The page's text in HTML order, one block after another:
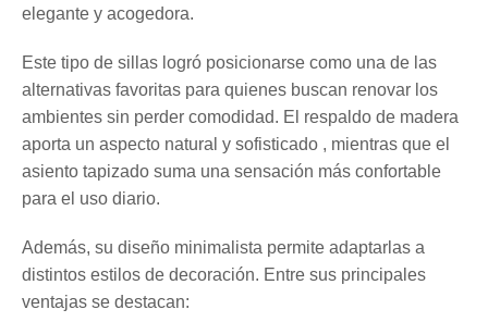
elegante y acogedora.
Este tipo de sillas logró posicionarse como una de las
alternativas favoritas para quienes buscan renovar los
ambientes sin perder comodidad. El respaldo de madera
aporta un aspecto natural y sofisticado , mientras que el
asiento tapizado suma una sensación más confortable
para el uso diario.
Además, su diseño minimalista permite adaptarlas a
distintos estilos de decoración. Entre sus principales
ventajas se destacan: